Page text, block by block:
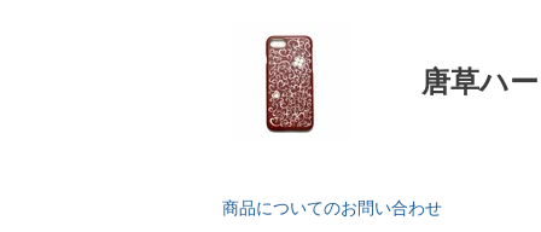
唐草ハ
商品についてのお問い合わせ